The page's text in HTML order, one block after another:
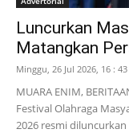
Luncurkan
Matangkan
Minggu, 26 Jul 2026, 16 : 43
MUARA ENIM,
Festival Olahraga
2026 resmi